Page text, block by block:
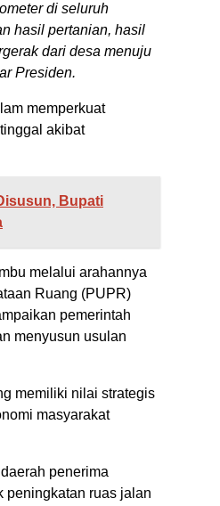
di seluruh
hasil pertanian, hasil
dari desa menuju
Presiden.
memperkuat
akibat
Bupati
melalui arahannya
Ruang (PUPR)
pemerintah
menyusun usulan
memiliki nilai strategis
masyarakat
penerima
peningkatan ruas jalan